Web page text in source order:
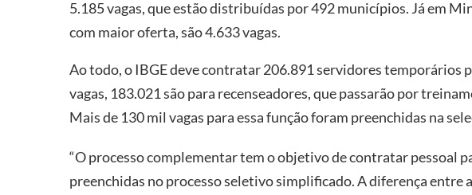
5.185 vagas, que estão distribuídas por 492 municípios. Já em
com maior oferta, são 4.633 vagas.
Ao todo, o IBGE deve contratar 206.891 servidores temporários
vagas, 183.021 são para recenseadores, que passarão por
Mais de 130 mil vagas para essa função foram preenchidas na
“O processo complementar tem o objetivo de contratar pessoal
preenchidas no processo seletivo simplificado. A diferença entre